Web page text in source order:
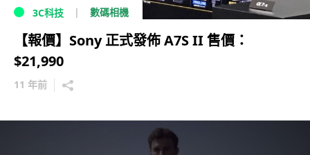
3C科技 數碼相機
【報價】Sony 正式發佈 A7S II 售價：
$21,990
11 年前